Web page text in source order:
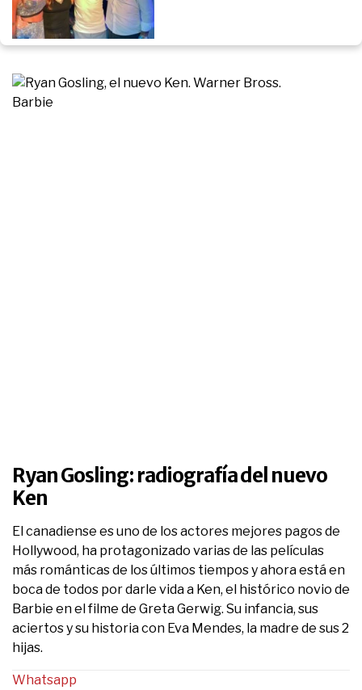
Ryan Gosling: radiografía del nuevo
Ken
El canadiense es uno de los actores mejores pagos de
Hollywood, ha protagonizado varias de las películas
más románticas de los últimos tiempos y ahora está en
boca de todos por darle vida a Ken, el histórico novio de
Barbie en el filme de Greta Gerwig. Su infancia, sus
aciertos y su historia con Eva Mendes, la madre de sus 2
hijas.
Whatsapp